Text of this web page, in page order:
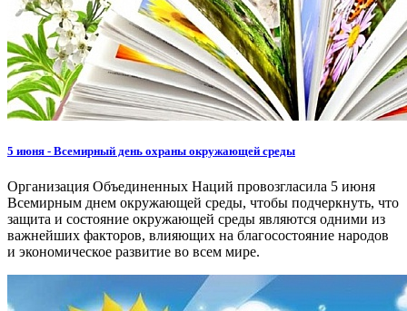
5 июня - Всемирный день охраны окружающей среды
Организация Объединенных Наций провозгласила 5 июня
Всемирным днем окружающей среды, чтобы подчеркнуть, что
защита и состояние окружающей среды являются одними из
важнейших факторов, влияющих на благосостояние народов
и экономическое развитие во всем мире.